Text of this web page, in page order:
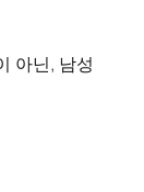
아닌, 남성